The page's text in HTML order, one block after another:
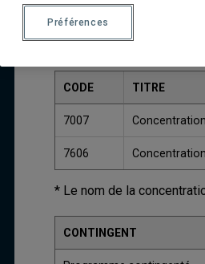
Une version
CODE TITRE
7007
7606
* Le nom de la
CONTINGENT
Préférences